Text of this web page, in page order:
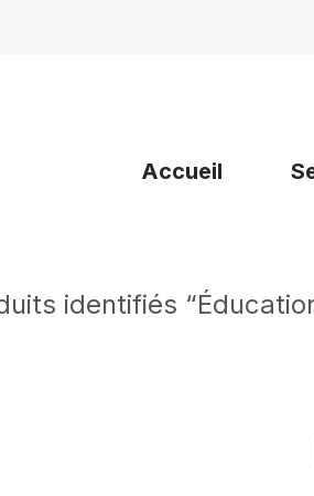
Accueil
identifiés